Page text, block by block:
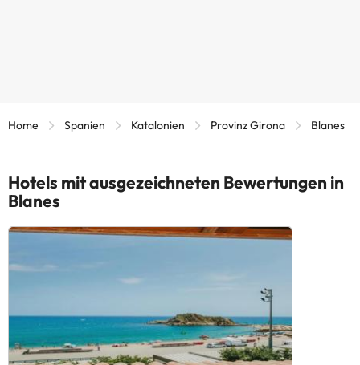
Home Spanien Katalonien Provinz Girona Blanes
Hotels mit ausgezeichneten Bewertungen in
Blanes